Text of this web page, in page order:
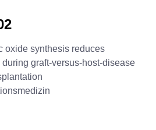
oxide synthesis reduces
graft-versus-host-disease